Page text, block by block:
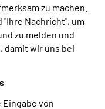
zu machen.
Nachricht", um
zu melden und
damit wir uns bei
von